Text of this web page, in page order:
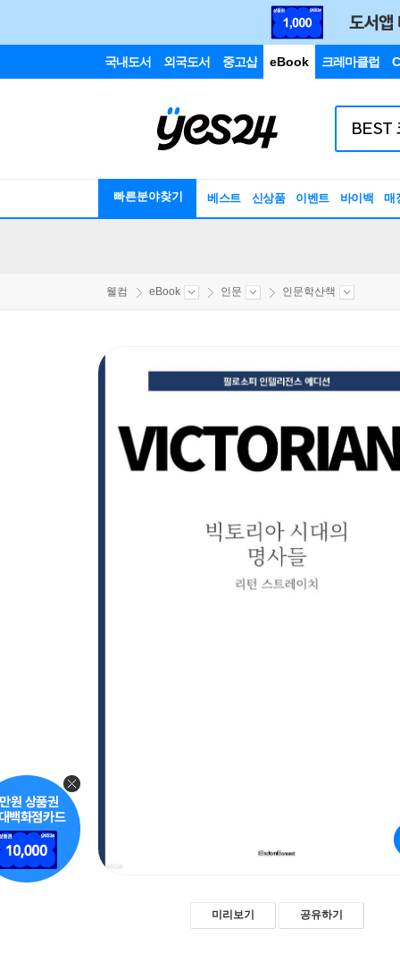
국내도서 외국도서 중고샵 eBook 크레마클럽
빠른분야찾기 베스트 신상품 이벤트 바이백 매
웰컴 eBook 인문 인문학산책
미리보기 공유하기